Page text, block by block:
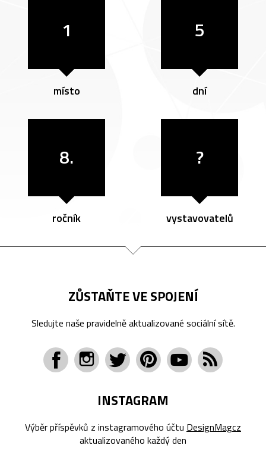
1
místo
5
dní
8.
ročník
?
vystavovatelů
ZŮSTAŇTE VE SPOJENÍ
Sledujte naše pravidelně aktualizované sociální sítě.
INSTAGRAM
Výběr příspěvků z instagramového účtu DesignMagcz
aktualizovaného každý den